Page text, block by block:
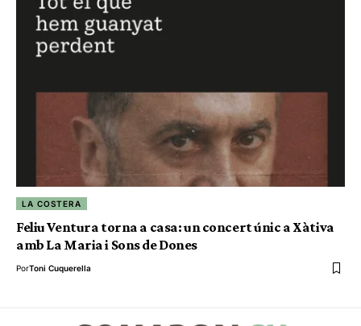
LA COSTERA
Feliu Ventura torna a casa: un concert únic a Xàtiva
amb La Maria i Sons de Dones
PorToni Cuquerella